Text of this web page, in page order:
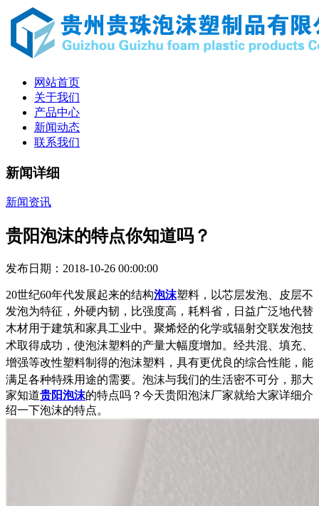
网站首页
关于我们
产品中心
新闻动态
联系我们
新闻详细
新闻资讯
贵阳泡沫的特点你知道吗？
发布日期：2018-10-26 00:00:00
20世纪60年代发展起来的结构泡沫塑料，以芯层发泡、皮层不
发泡为特征，外硬内韧，比强度高，耗料省，日益广泛地代替
木材用于建筑和家具工业中。聚烯烃的化学或辐射交联发泡技
术取得成功，使泡沫塑料的产量大幅度增加。经共混、填充、
增强等改性塑料制得的泡沫塑料，具有更优良的综合性能，能
满足各种特殊用途的需要。泡沫与我们的生活密不可分，那大
家知道贵阳泡沫的特点吗？今天贵阳泡沫厂家就给大家详细介
绍一下泡沫的特点。